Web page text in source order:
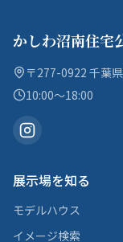
かしわ沼南住宅
〒277-0922 千葉
10:00〜18:00
展示場を知る
モデルハウス
イメージ検索